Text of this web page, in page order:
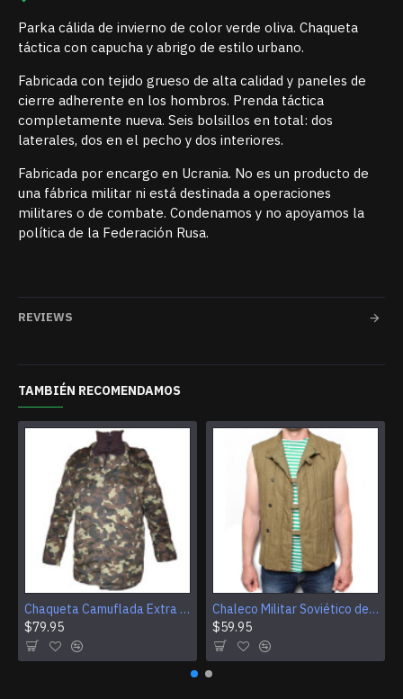
Parka cálida de invierno de color verde oliva. Chaqueta
táctica con capucha y abrigo de estilo urbano.
Fabricada con tejido grueso de alta calidad y paneles de
cierre adherente en los hombros. Prenda táctica
completamente nueva. Seis bolsillos en total: dos
laterales, dos en el pecho y dos interiores.
Fabricada por encargo en Ucrania. No es un producto de
una fábrica militar ni está destinada a operaciones
militares o de combate. Condenamos y no apoyamos la
política de la Federación Rusa.
REVIEWS
TAMBIÉN RECOMENDAMOS
Chaqueta Camuflada Extra Cálida ATO Para Oficiales Del Ejército Ucraniano
$79.95
Chaleco Militar Soviético de Invierno Telogreika Sin Mangas
$59.95